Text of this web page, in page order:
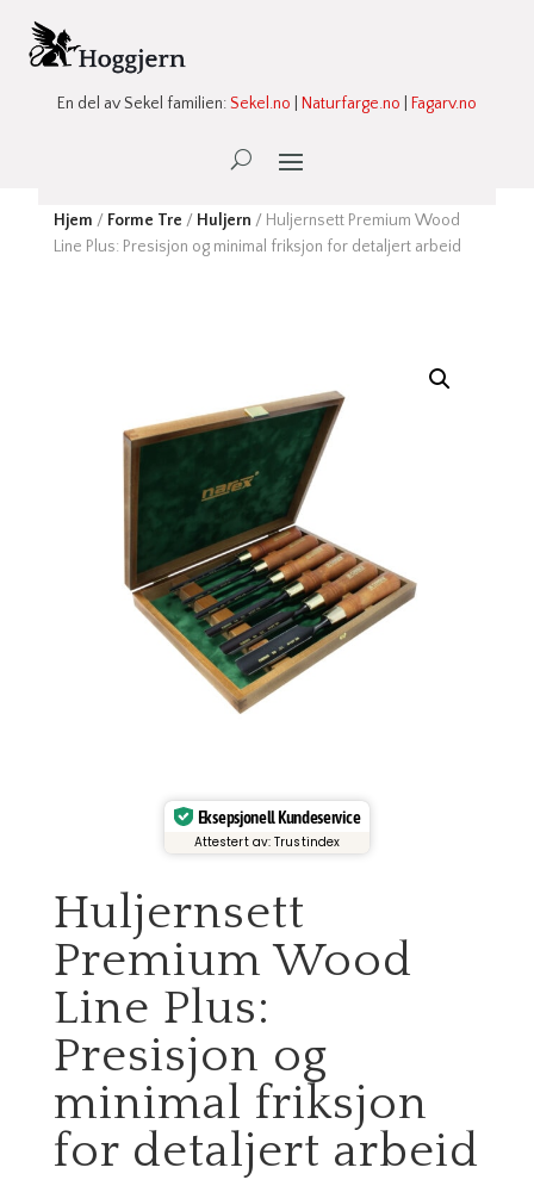
En del av Sekel familien:Sekel.no Naturfarge.no Fagarv.no
Ønskeliste -
Hjem / Forme Tre / Huljern / Huljernsett Premium Wood
Line Plus: Presisjon og minimal friksjon for detaljert arbeid
Eksepsjonell Kundeservice
Attestert av: Trustindex
Huljernsett
Premium Wood
Line Plus:
Presisjon og
minimal friksjon
for detaljert arbeid